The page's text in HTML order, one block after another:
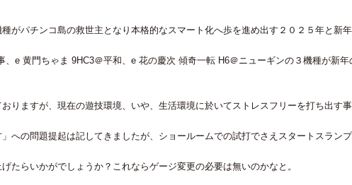
がパチンコ島の救世主となり本格的なスマート化へ歩を進め出す２０２５年と新年
e 黄門ちゃま 9HC3＠平和、e 花の慶次 傾奇一転 H6＠ニューギンの３機種が新年
りますが、現在の遊技環境、いや、生活環境に於いてストレスフリーを打ち出す事
への問題提起は記してきましたが、ショールームでの試打でさえスタートスランプ
たらいかがでしょうか？これならゲージ変更の必要は無いのかなと。